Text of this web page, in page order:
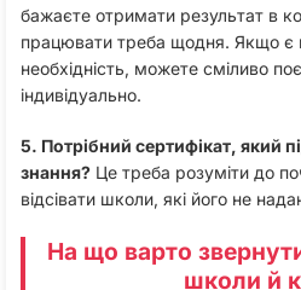
бажаєте отримати результат в
працювати треба щодня. Якщо є
необхідність, можете сміливо
індивідуально.
5. Потрібний сертифікат, який
знання? Це треба розуміти до
відсівати школи, які його не
На що варто
школи й